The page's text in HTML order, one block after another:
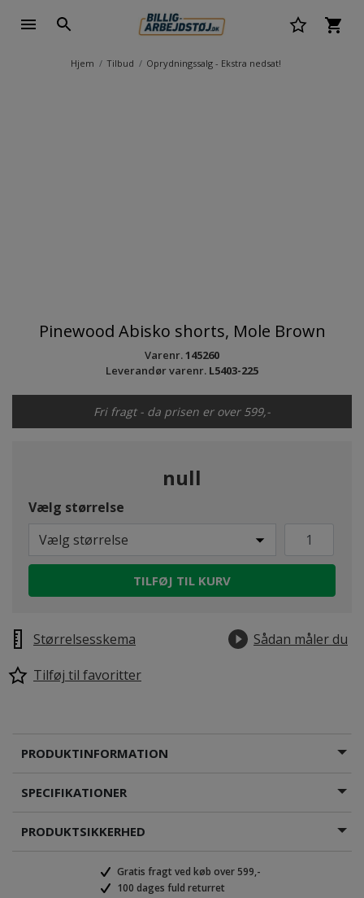
Hjem Tilbud Oprydningssalg - Ekstra nedsat!
Pinewood Abisko shorts, Mole Brown
Varenr.145260
Leverandør varenr. L5403-225
Fri fragt - da prisen er over 599,-
null
Vælg størrelse
Vælg størrelse
TILFØJ TIL KURV
Størrelsesskema
Sådan måler du
Tilføj til favoritter
PRODUKTINFORMATION
SPECIFIKATIONER
PRODUKTSIKKERHED
Gratis fragt ved køb over 599,-
100 dages fuld returret